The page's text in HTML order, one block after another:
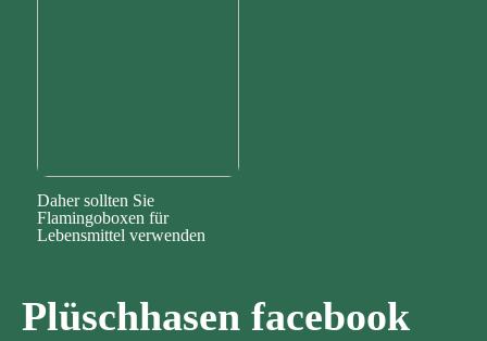
Daher sollten Sie
Flamingoboxen für
Lebensmittel verwenden
Plüschhasen facebook